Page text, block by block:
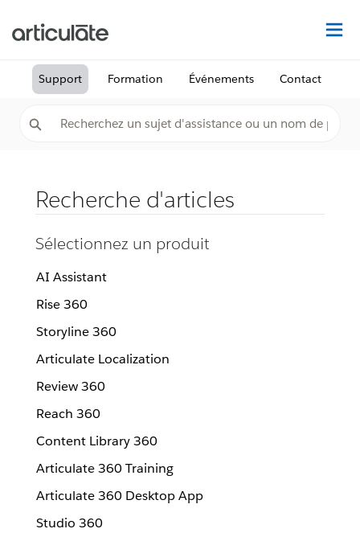
Support Formation Événements Contact
Recherche d'articles
Sélectionnez un produit
AI Assistant
Rise 360
Storyline 360
Articulate Localization
Review 360
Reach 360
Content Library 360
Articulate 360 Training
Articulate 360 Desktop App
Studio 360